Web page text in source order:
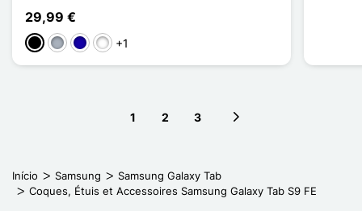
29,99 €
PretoCinzentoAzul Escuro
Bleu Ciel
+1
1 2 3
Início Samsung
Samsung Galaxy Tab
Coques, Étuis et Accessoires Samsung Galaxy Tab S9 FE